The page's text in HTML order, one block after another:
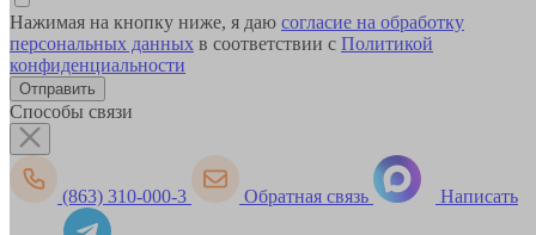
Нажимая на кнопку ниже, я даю согласие на обработку
персональных данных в соответствии с Политикой
конфиденциальности
Способы связи
(863) 310-000-3 Обратная связь Написать